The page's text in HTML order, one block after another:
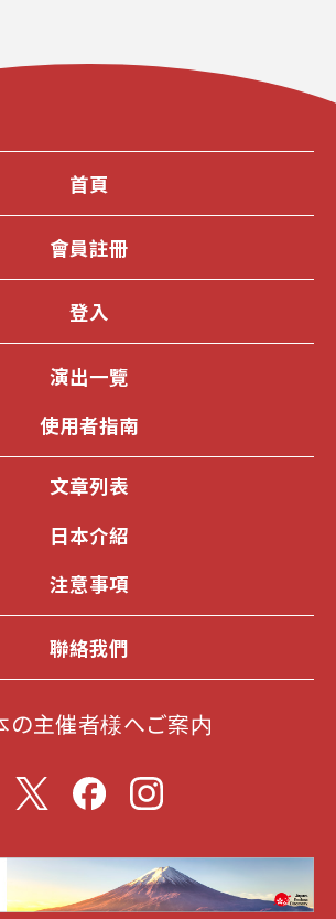
首頁
會員註冊
登入
演出一覽
使用者指南
文章列表
日本介紹
注意事項
聯絡我們
の主催者様へご案内